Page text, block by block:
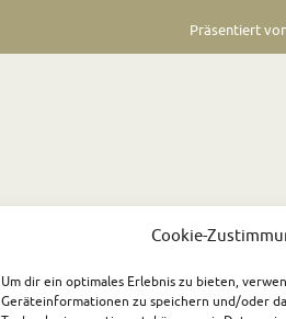
Cookie-
Um dir ein optimales Erlebnis zu bieten,
Geräteinformationen zu speichern und/oder
Präsentiert